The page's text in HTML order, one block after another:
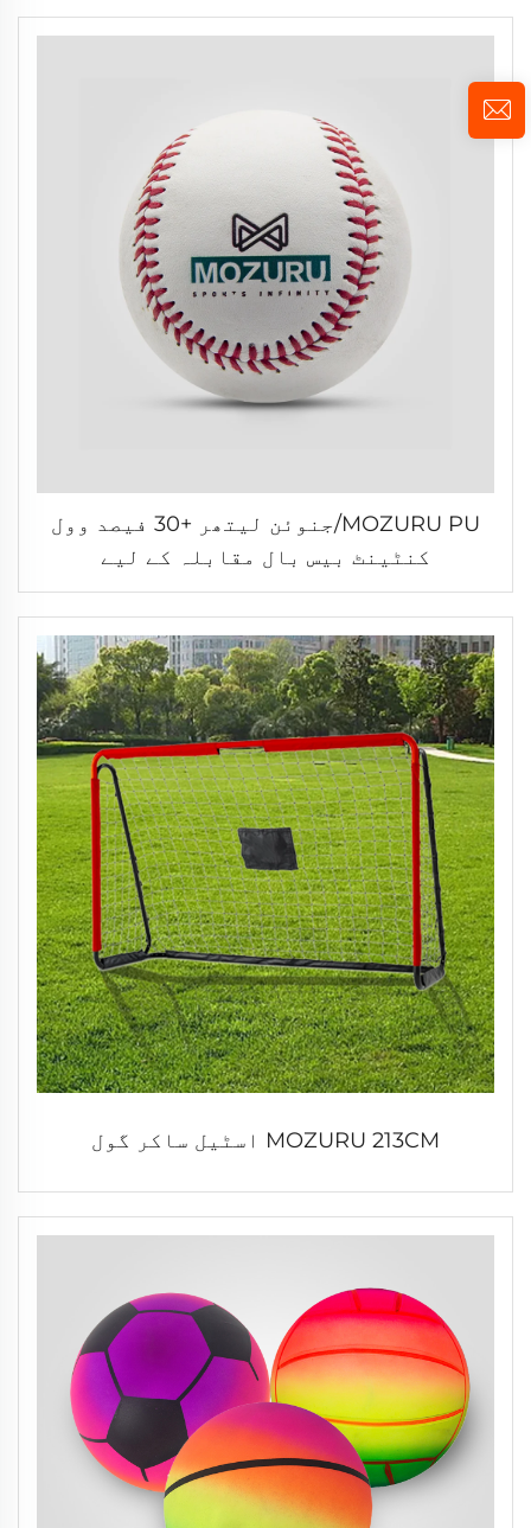
MOZURU PU/جنوئن لیتھر +30 فیصد وول
کنٹینٹ بیس بال مقابلہ کے لیے
MOZURU 213CM اسٹیل ساکر گول